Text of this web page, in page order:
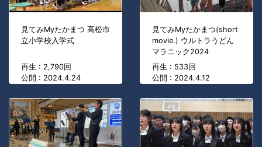
見てみMyたかまつ 高松市
立小学校入学式
再生 : 2,790回
公開 : 2024.4.24
見てみMyたかまつ(short
movie.) ウルトラうどん
マラニック2024
再生 : 533回
公開 : 2024.4.12